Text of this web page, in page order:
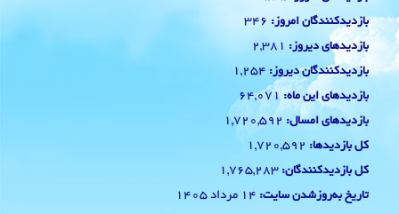
بازدیدکنندگان امروز: 346
بازدیدهای دیروز: 2,381
بازدیدکنندگان دیروز: 1,254
بازدیدهای این ماه: 64,071
بازدیدهای امسال: 1,720,592
کل بازدیدها: 1,720,592
کل بازدیدکنند‌گان: 1,765,283
تاریخ به‌روزشدن سایت: 14 مرداد 1405